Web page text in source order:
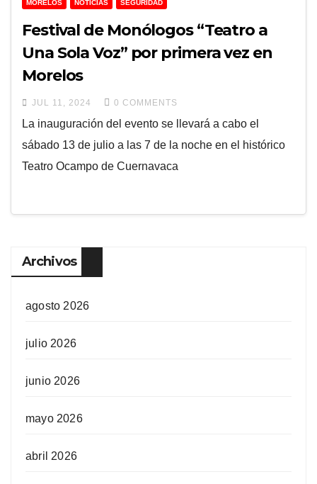
MORELOS NOTICIAS SEGURIDAD
Festival de Monólogos “Teatro a
Una Sola Voz” por primera vez en
Morelos
JUL 11, 2024 0 COMMENTS
La inauguración del evento se llevará a cabo el
sábado 13 de julio a las 7 de la noche en el histórico
Teatro Ocampo de Cuernavaca
Archivos
agosto 2026
julio 2026
junio 2026
mayo 2026
abril 2026